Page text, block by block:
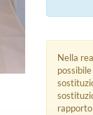
Nella